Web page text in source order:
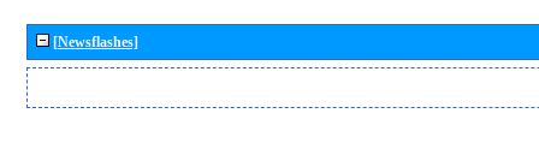
[Newsflashes]